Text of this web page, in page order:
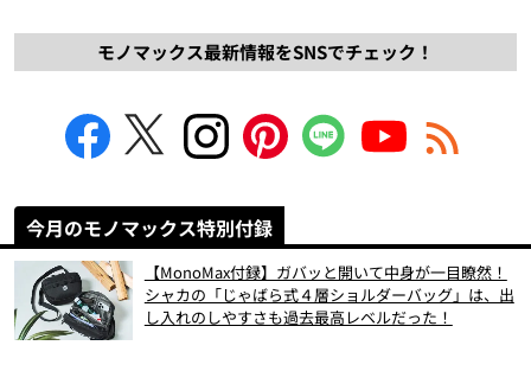
モノマックス最新情報をSNSでチェック！
今月のモノマックス特別付録
【MonoMax付録】ガバッと開いて中身が一目瞭然！
シャカの「じゃばら式４層ショルダーバッグ」は、出
し入れのしやすさも過去最高レベルだった！